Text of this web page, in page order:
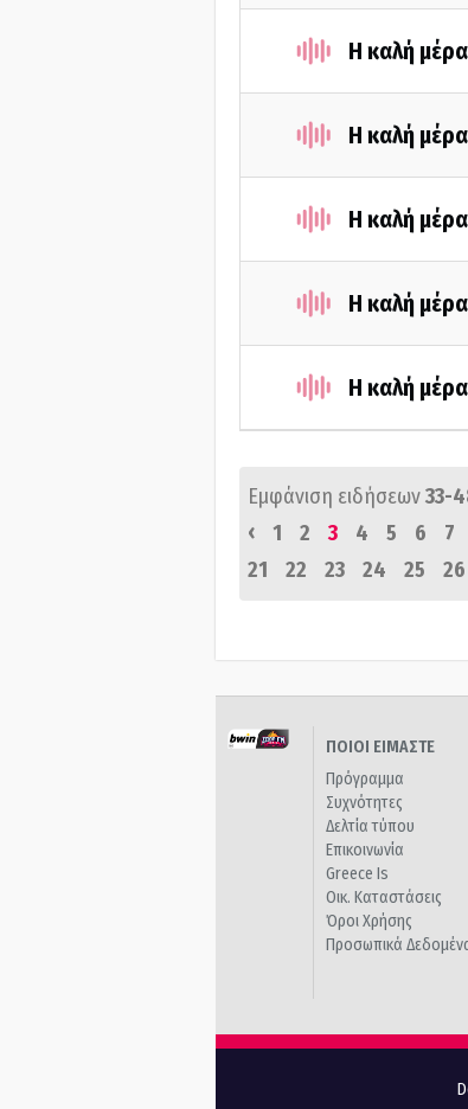
Η καλή
Η καλή
Η καλή
Η καλή
Η καλή
Εμφάνιση ειδήσεων33-
‹
1 2 3 4 5 6 7
21
22 23 24 25 26
ΠΟΙΟΙ ΕΙΜΑΣΤΕ
Πρόγραμμα
Συχνότητες
Δελτία τύπου
Επικοινωνία
Greece Is
Οικ. Καταστάσεις
Όροι Χρήσης
Προσωπικά